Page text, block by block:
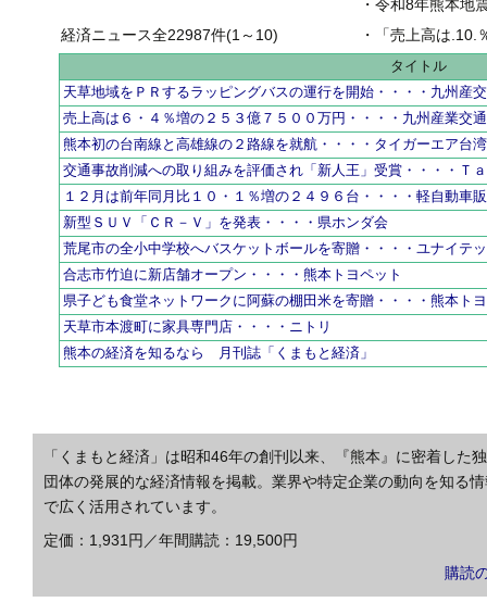
・令和8年熊本地
・
「売上高は.10.％増の
経済ニュース全22987件(1～10)
タイトル
天草地域をＰＲするラッピングバスの運行を開始・・・・九州産
売上高は６・４％増の２５３億７５００万円・・・・九州産業交
熊本初の台南線と高雄線の２路線を就航・・・・タイガーエア台湾
交通事故削減への取り組みを評価され「新人王」受賞・・・・Ｔ
１２月は前年同月比１０・１％増の２４９６台・・・・軽自動車
新型ＳＵＶ「ＣＲ－Ｖ」を発表・・・・県ホンダ会
荒尾市の全小中学校へバスケットボールを寄贈・・・・ユナイテ
合志市竹迫に新店舗オープン・・・・熊本トヨペット
県子ども食堂ネットワークに阿蘇の棚田米を寄贈・・・・熊本ト
天草市本渡町に家具専門店・・・・ニトリ
熊本の経済を知るなら 月刊誌「くまもと経済」
「くまもと経済」は昭和46年の創刊以来、『熊本』に密着し
団体の発展的な経済情報を掲載。業界や特定企業の動向を知る
で広く活用されています。
定価：1,931円／年間購読：19,500円
購読